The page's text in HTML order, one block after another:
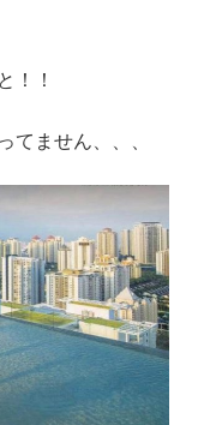
！！
てません、、、